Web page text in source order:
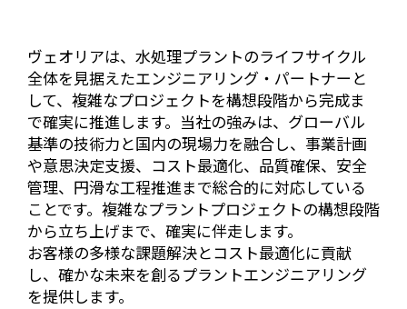
ヴェオリアは、水処理プラントのライフサイクル
全体を見据えたエンジニアリング・パートナーと
して、複雑なプロジェクトを構想段階から完成ま
で確実に推進します。当社の強みは、グローバル
基準の技術力と国内の現場力を融合し、事業計画
や意思決定支援、コスト最適化、品質確保、安全
管理、円滑な工程推進まで総合的に対応している
ことです。複雑なプラントプロジェクトの構想段階
から立ち上げまで、確実に伴走します。
お客様の多様な課題解決とコスト最適化に貢献
し、確かな未来を創るプラントエンジニアリング
を提供します。